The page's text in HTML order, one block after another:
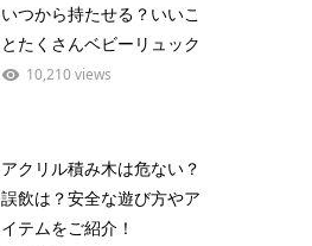
いつから持たせる？いいこ
とたくさんベビーリュック
10,210 views
アクリル積み木は危ない？
誤飲は？安全な遊び方やア
イテムをご紹介！